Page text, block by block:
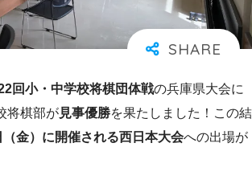
回小・中学校将棋団体戦の兵庫県大会に
将棋部が見事優勝を果たしました！この結
金）に開催される西日本大会への出場が